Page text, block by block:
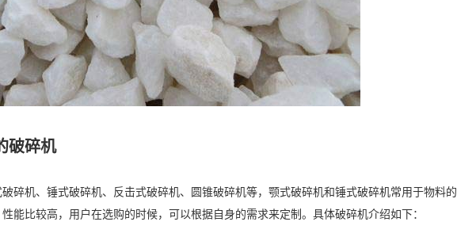
破碎机
碎机、锤式破碎机、反击式破碎机、圆锥破碎机等，颚式破碎机和锤式破碎机常用于物料的
能比较高，用户在选购的时候，可以根据自身的需求来定制。具体破碎机介绍如下：